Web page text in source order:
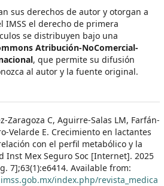
sus derechos de autor y otorgan a
IMSS el derecho de primera
se distribuyen bajo una
Atribución-NoComercial-
, que permite su difusión
al autor y la fuente original.
Zaragoza C, Aguirre-Salas LM, Farfán-
Velarde E. Crecimiento en lactantes
con el perfil metabólico y la
Inst Mex Seguro Soc [Internet]. 2025
7];63(1):e6414. Available from:
index.php/revista_medica